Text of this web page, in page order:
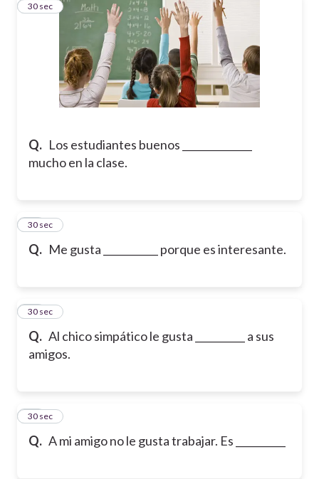
Q. Los estudiantes buenos ______________
mucho en la clase.
17
30 sec
Q. Me gusta ___________ porque es interesante.
18
30 sec
Q. Al chico simpático le gusta __________ a sus
amigos.
19
30 sec
Q. A mi amigo no le gusta trabajar. Es __________
20
30 sec